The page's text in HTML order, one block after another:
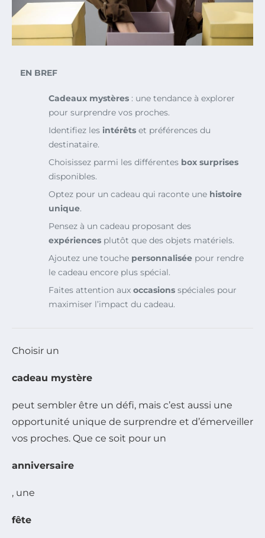
EN BREF
Cadeaux mystères : une tendance à explorer
pour surprendre vos proches.
Identifiez les intérêts et préférences du
destinataire.
Choisissez parmi les différentes box surprises
disponibles.
Optez pour un cadeau qui raconte une histoire
unique.
Pensez à un cadeau proposant des
expériences plutôt que des objets matériels.
Ajoutez une touche personnalisée pour rendre
le cadeau encore plus spécial.
Faites attention aux occasions spéciales pour
maximiser l’impact du cadeau.
Choisir un
cadeau mystère
peut sembler être un défi, mais c’est aussi une
opportunité unique de surprendre et d’émerveiller
vos proches. Que ce soit pour un
anniversaire
, une
fête